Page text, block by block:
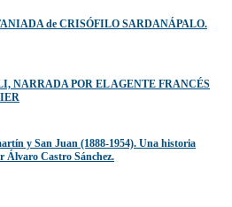
de CRISÓFILO SARDANÁPALO.
NARRADA POR EL AGENTE FRANCÉS
y San Juan (1888-1954). Una historia
Álvaro Castro Sánchez.